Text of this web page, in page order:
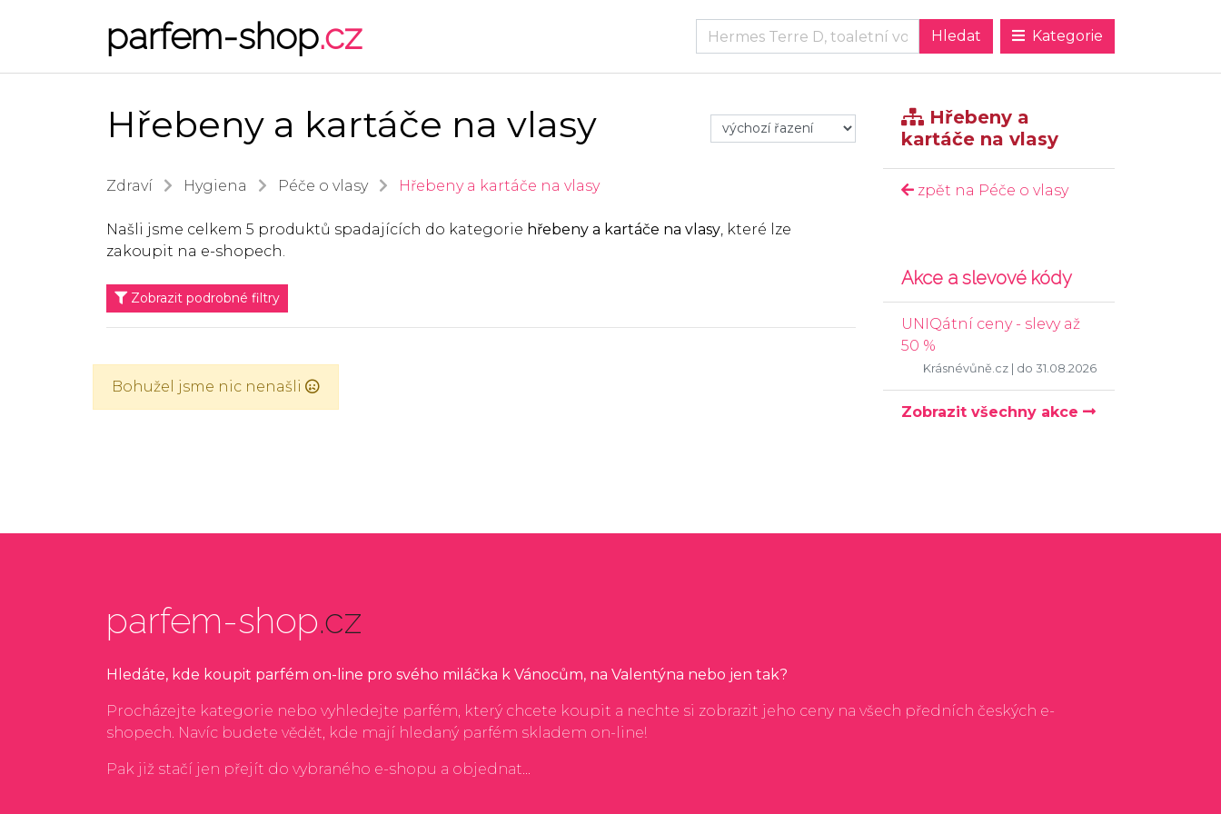
parfem-shop.cz Kategorie
Hřebeny a kartáče na vlasy
Zdraví Hygiena Péče o vlasy Hřebeny a kartáče na vlasy
Našli jsme celkem 5 produktů spadajících do kategorie hřebeny a kartáče na vlasy, které lze
zakoupit na e-shopech.
Zobrazit podrobné filtry
Bohužel jsme nic nenašli
Hřebeny a
kartáče na vlasy
zpět na Péče o vlasy
Akce a slevové kódy
UNIQátní ceny - slevy až
50 %
Krásnévůně.cz | do 31.08.2026
Zobrazit všechny akce
parfem-shop.cz
Hledáte, kde koupit parfém on-line pro svého miláčka k Vánocům, na Valentýna nebo jen tak?
Procházejte kategorie nebo vyhledejte parfém, který chcete koupit a nechte si zobrazit jeho ceny na všech předních českých e-
shopech. Navíc budete vědět, kde mají hledaný parfém skladem on-line!
Pak již stačí jen přejít do vybraného e-shopu a objednat...